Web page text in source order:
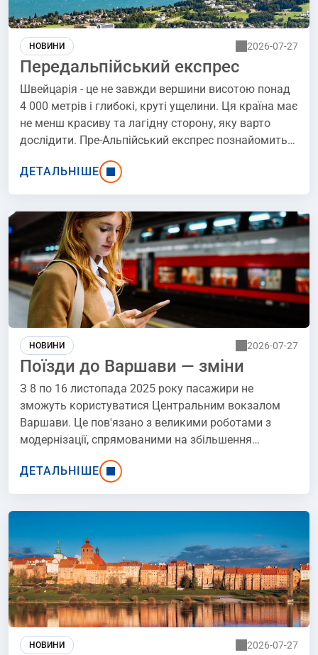
НОВИНИ 2026-07-27
Передальпійський експрес
Швейцарія - це не завжди вершини висотою понад
4 000 метрів і глибокі, круті ущелини. Ця країна має
не менш красиву та лагідну сторону, яку варто
дослідити. Пре-Альпійський експрес познайомить
пасажирів зі Швейцарією пологих пагорбів,
мальовничих сіл і дозріваючих фруктових садів,
що розкинулися перед горами. Звідси і походить
його назва - Пре-Альпійський експрес....
ДЕТАЛЬНІШЕ
НОВИНИ 2026-07-27
Поїзди до Варшави — зміни
З 8 по 16 листопада 2025 року пасажири не
зможуть користуватися Центральним вокзалом
Варшави. Це пов'язано з великими роботами з
модернізації, спрямованими на збільшення
пропускної спроможності вокзалу. Серед іншого,
інвестиції включатимуть реконструкцію стрілочних
переводів та модернізацію пристроїв управління
залізничним рухом, що дозволить поїздам
труднощі чекають на пасажирів у ці дні.
ДЕТАЛЬНІШЕ
НОВИНИ 2026-07-27